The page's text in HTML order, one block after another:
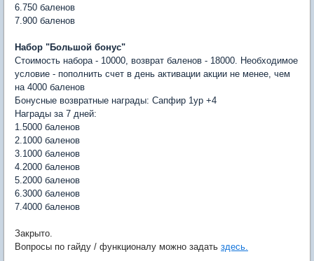
6.750 баленов
7.900 баленов
Набор "Большой бонус"
Стоимость набора - 10000, возврат баленов - 18000. Необходимое
условие - пополнить счет в день активации акции не менее, чем
на 4000 баленов
Бонусные возвратные награды: Сапфир 1ур +4
Награды за 7 дней:
1.5000 баленов
2.1000 баленов
3.1000 баленов
4.2000 баленов
5.2000 баленов
6.3000 баленов
7.4000 баленов
Закрыто.
Вопросы по гайду / функционалу можно задать здесь.